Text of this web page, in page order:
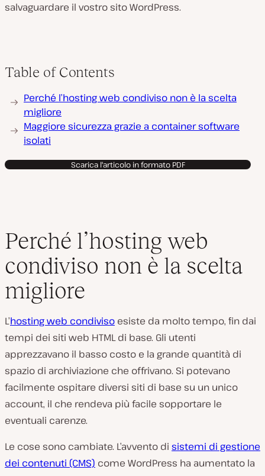
salvaguardare il vostro sito WordPress.
Table of Contents
Perché l’hosting web condiviso non è la scelta
migliore
Maggiore sicurezza grazie a container software
isolati
Scarica l'articolo in formato PDF
Perché l’hosting web
condiviso non è la scelta
migliore
L’hosting web condiviso esiste da molto tempo, fin dai
tempi dei siti web HTML di base. Gli utenti
apprezzavano il basso costo e la grande quantità di
spazio di archiviazione che offrivano. Si potevano
facilmente ospitare diversi siti di base su un unico
account, il che rendeva più facile sopportare le
eventuali carenze.
Le cose sono cambiate. L’avvento di sistemi di gestione
dei contenuti (CMS) come WordPress ha aumentato la